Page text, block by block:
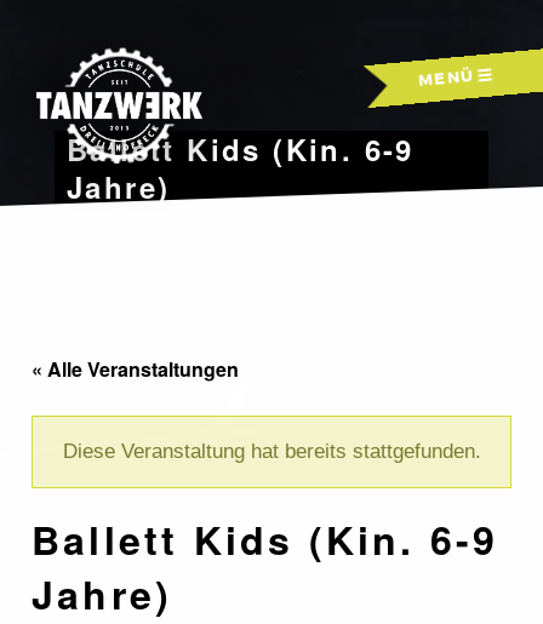
MENÜ
Ballett Kids (Kin. 6-9
Jahre)
« Alle Veranstaltungen
Diese Veranstaltung hat bereits stattgefunden.
Ballett Kids (Kin. 6-9
Jahre)